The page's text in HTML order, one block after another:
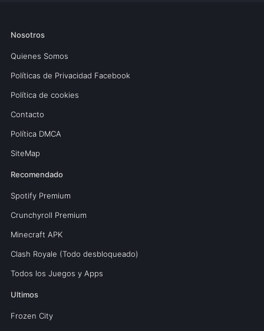
Nosotros
Quienes Somos
Políticas de Privacidad Facebook
Política de cookies
Contacto
Política DMCA
SiteMap
Recomendado
Spotify Premium
Crunchyroll Premium
Minecraft APK
Clash Royale (Todo desbloqueado)
Todos los Juegos y Apps
Ultimos
Frozen City